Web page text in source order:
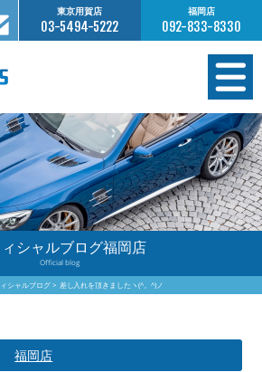
東京用賀店
03-5494-5222
福岡店
092-833-8330
在庫情報
オーダー販売
工場サービス
保証について
買取査定のご案内
シャルブログ福岡店
Official blog
シャルブログ 差し入れを頂きましたヽ(^。^)ノ
福岡店